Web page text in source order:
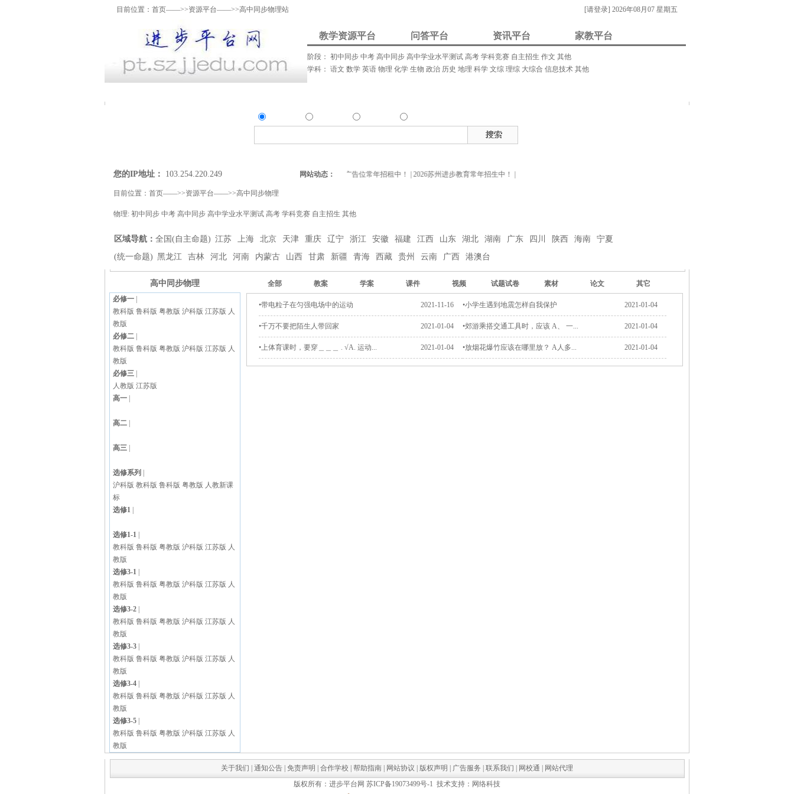
目前位置： 首页——>>资源平台——>>高中同步物理站 [请登录] 2026年08月07 星期五
教学资源平台 问答平台 资讯平台 家教平台
阶段： 初中同步 中考 高中同步 高中学业水平测试 高考 学科竞赛 自主招生 作文 其他
学科： 语文 数学 英语 物理 化学 生物 政治 历史 地理 科学 文综 理综 大综合 信息技术 其他
您的IP地址： 103.254.220.249 网站动态：
进步教育网广告位常年招租中！| 2026苏州进步教育常年招生中！|
目前位置： 首页——>>资源平台——>>高中同步物理
物理: 初中同步 中考 高中同步 高中学业水平测试 高考 学科竞赛 自主招生 其他
区域导航： 全国(自主命题) 江苏 上海 北京 天津 重庆 辽宁 浙江 安徽 福建 江西 山东 湖北 湖南 广东 四川 陕西 海南
宁夏
(统一命题) 黑龙江 吉林 河北 河南 内蒙古 山西 甘肃 新疆 青海 西藏 贵州 云南 广西 港澳台
高中同步物理
必修一
教科版 鲁科版 粤教版 沪科版 江苏版 人
教版
必修二
教科版 鲁科版 粤教版 沪科版 江苏版 人
教版
必修三
人教版 江苏版
高一
高二
高三
选修系列
沪科版 教科版 鲁科版 粤教版 人教新课
标
选修1
选修1-1
教科版 鲁科版 粤教版 沪科版 江苏版 人
教版
选修3-1
教科版 鲁科版 粤教版 沪科版 江苏版 人
教版
选修3-2
教科版 鲁科版 粤教版 沪科版 江苏版 人
教版
选修3-3
教科版 鲁科版 粤教版 沪科版 江苏版 人
教版
选修3-4
教科版 鲁科版 粤教版 沪科版 江苏版 人
教版
选修3-5
教科版 鲁科版 粤教版 沪科版 江苏版 人
教版
全部 教案 学案 课件 视频 试题试卷 素材 论文 其它
2021-11-16
•带电粒子在匀强电场中的运动 2021-01-04
•小学生遇到地震怎样自我保护
2021-01-04
•千万不要把陌生人带回家 2021-01-04
•郊游乘搭交通工具时，应该 A、 一...
2021-01-04
•上体育课时，要穿＿＿＿ . √A. 运动... 2021-01-04
•放烟花爆竹应该在哪里放？ A人多...
关于我们 通知公告 免责声明 合作学校 帮助指南 网站协议 版权声明 广告服务 联系我们 网校通
网站代理
版权所有：进步平台网 苏ICP备19073499号-1 技术支持：网络科技